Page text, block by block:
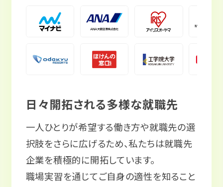
日々開拓される多様な就職先
一人ひとりが希望する働き方や就職先の選
択肢をさらに広げるため、私たちは就職先
企業を積極的に開拓しています。
職場実習を通じてご自身の適性を知ること